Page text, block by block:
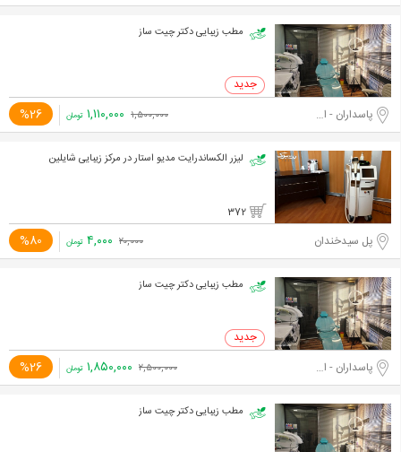
مطب زیبایی دکتر چیت ساز
پاسداران - اختیاریه جنوبی %26 ۱,۵۰۰,۰۰۰ ۱,۱۱۰,۰۰۰ تومان
لیزر الکساندرایت مدیو استار در مرکز زیبایی شایلین
372
پل سیدخندان %80 ۲۰,۰۰۰ ۴,۰۰۰ تومان
مطب زیبایی دکتر چیت ساز
پاسداران - اختیاریه جنوبی %26 ۲,۵۰۰,۰۰۰ ۱,۸۵۰,۰۰۰ تومان
مطب زیبایی دکتر چیت ساز